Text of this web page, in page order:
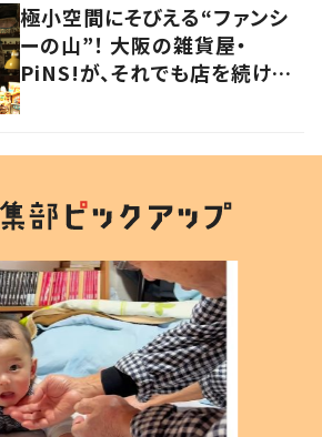
極小空間にそびえる“ファンシ
ーの山”！ 大阪の雑貨屋・
PiNS!が、それでも店を続ける